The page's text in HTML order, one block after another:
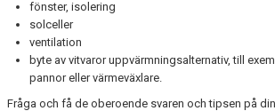
fönster, isolering
solceller
ventilation
byte av vitvaror uppvärmningsalternativ, till
pannor eller värmeväxlare.
Fråga och få de oberoende svaren och tipsen på